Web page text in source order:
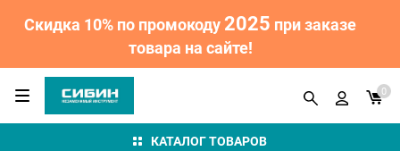
Скидка 10% по промокоду2025 при заказе
товара на сайте!
КАТАЛОГ ТОВАРОВ
0